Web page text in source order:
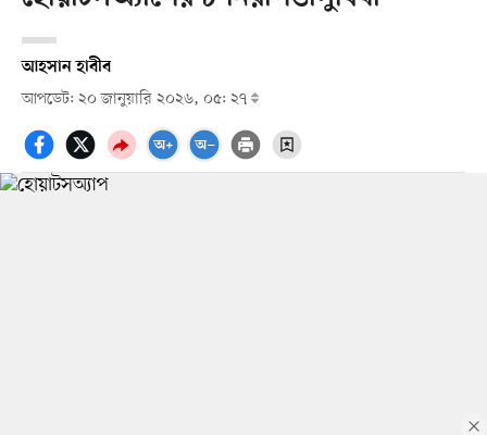
আহসান হাবীব
আপডেট: ২০ জানুয়ারি ২০২৬, ০৫: ২৭